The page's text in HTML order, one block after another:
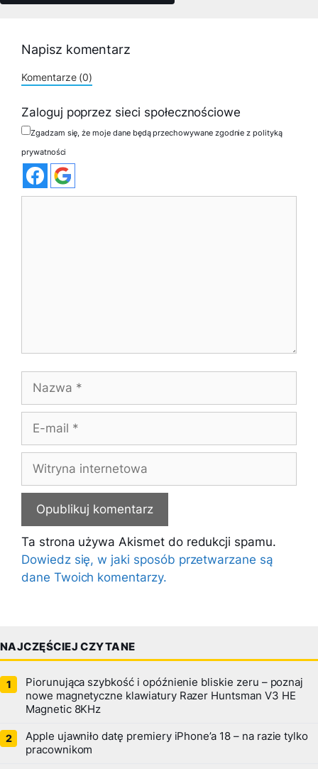
Napisz komentarz
Komentarze (0)
Zaloguj poprzez sieci społecznościowe
Zgadzam się, że moje dane będą przechowywane zgodnie z polityką
prywatności
Nazwa
Witryna
internetowa
Ta strona używa Akismet do redukcji spamu.
Dowiedz się, w jaki sposób przetwarzane są
dane Twoich komentarzy.
NAJCZĘŚCIEJ CZYTANE
Piorunująca szybkość i opóźnienie bliskie zeru – poznaj
nowe magnetyczne klawiatury Razer Huntsman V3 HE
Magnetic 8KHz
Apple ujawniło datę premiery iPhone’a 18 – na razie tylko
pracownikom